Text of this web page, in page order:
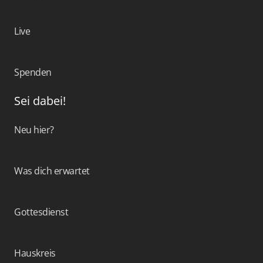
Live
Spenden
Sei dabei!
Neu hier?
Was dich erwartet
Gottesdienst
Hauskreis